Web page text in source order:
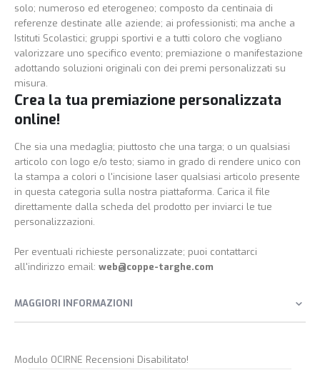
solo; numeroso ed eterogeneo; composto da centinaia di
referenze destinate alle aziende; ai professionisti; ma anche a
Istituti Scolastici; gruppi sportivi e a tutti coloro che vogliano
valorizzare uno specifico evento; premiazione o manifestazione
adottando soluzioni originali con dei premi personalizzati su
misura.
Crea la tua premiazione personalizzata
online!
Che sia una medaglia; piuttosto che una targa; o un qualsiasi
articolo con logo e/o testo; siamo in grado di rendere unico con
la stampa a colori o l'incisione laser qualsiasi articolo presente
in questa categoria sulla nostra piattaforma. Carica il file
direttamente dalla scheda del prodotto per inviarci le tue
personalizzazioni.
Per eventuali richieste personalizzate; puoi contattarci
all'indirizzo email: web@coppe-targhe.com
MAGGIORI INFORMAZIONI
Modulo OCIRNE Recensioni Disabilitato!